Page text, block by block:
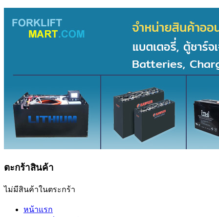
ตะกร้าสินค้า
ไม่มีสินค้าในตระกร้า
หน้าแรก